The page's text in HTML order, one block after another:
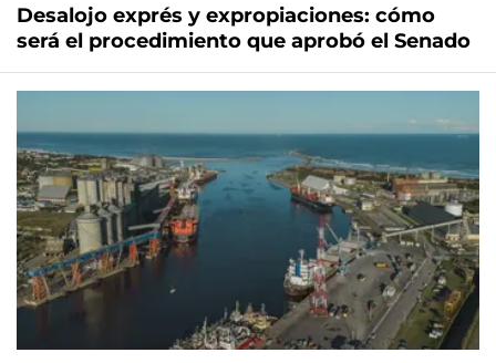
Desalojo exprés y expropiaciones: cómo
será el procedimiento que aprobó el Senado